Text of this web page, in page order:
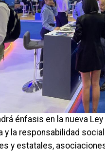
énfasis en la nueva
y la responsabilidad
y estatales,